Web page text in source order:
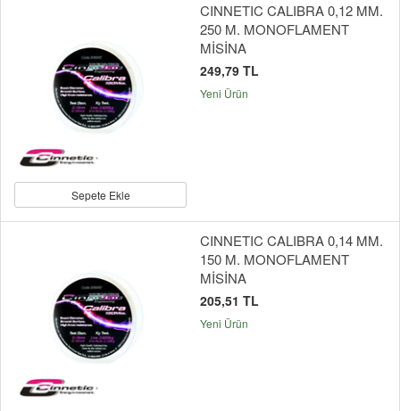
Sepete Ekle
CINNETIC CALIBRA 0,12 MM.
250 M. MONOFLAMENT
MİSİNA
249,79 TL
Yeni Ürün
CINNETIC CALIBRA 0,14 MM.
150 M. MONOFLAMENT
MİSİNA
205,51 TL
Yeni Ürün